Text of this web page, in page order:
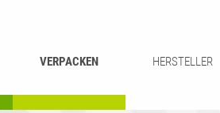
VERPACKEN HERSTELLER